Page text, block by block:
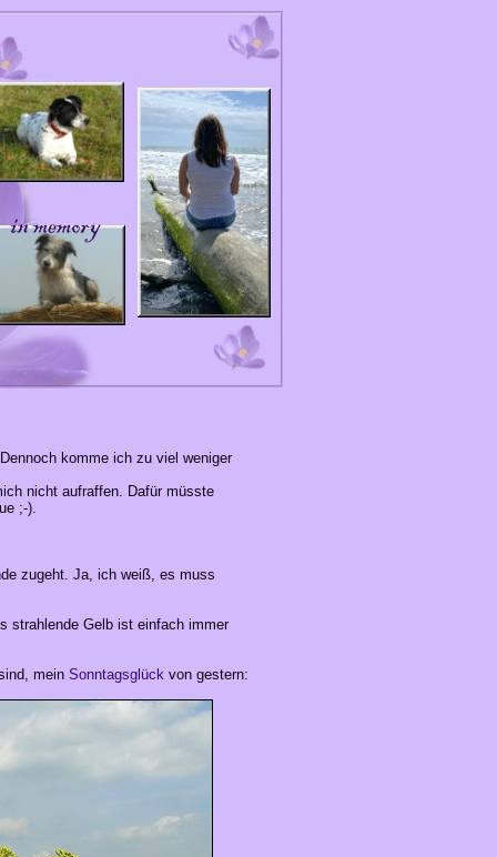
komme ich zu viel weniger
nicht aufraffen. Dafür müsste
;-).
zugeht. Ja, ich weiß, es muss
strahlende Gelb ist einfach immer
mein Sonntagsglück von gestern: